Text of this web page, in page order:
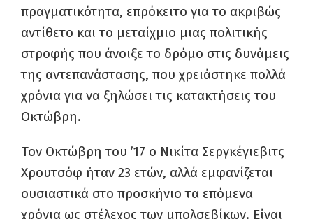
πραγματικότητα, επρόκειτο για το ακριβώς
αντίθετο και το μεταίχμιο μιας πολιτικής
στροφής που άνοιξε το δρόμο στις δυνάμεις
της αντεπανάστασης, που χρειάστηκε πολλά
χρόνια για να ξηλώσει τις κατακτήσεις του
Οκτώβρη.
Τον Οκτώβρη του ’17 ο Νικίτα Σεργκέγιεβιτς
Χρουτσόφ ήταν 23 ετών, αλλά εμφανίζεται
ουσιαστικά στο προσκήνιο τα επόμενα
χρόνια ως στέλεχος των μπολσεβίκων. Είναι